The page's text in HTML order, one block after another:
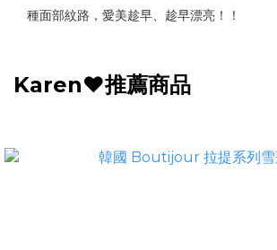
種面部紋路，愛美趁早、趁早漂亮！！
Karen❤️推薦商品